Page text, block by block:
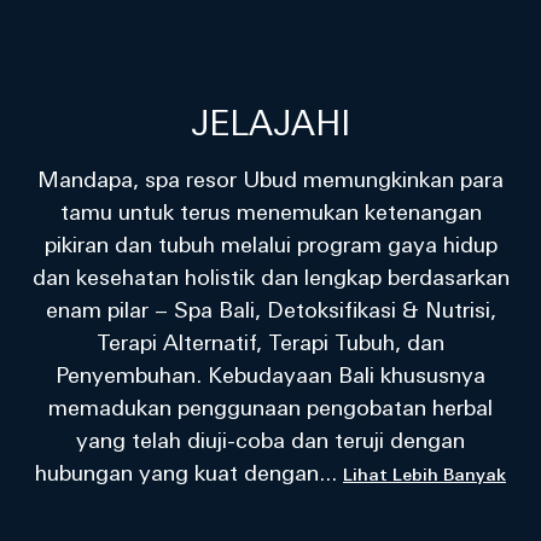
JELAJAHI
Mandapa, spa resor Ubud memungkinkan para
tamu untuk terus menemukan ketenangan
pikiran dan tubuh melalui program gaya hidup
dan kesehatan holistik dan lengkap berdasarkan
enam pilar – Spa Bali, Detoksifikasi & Nutrisi,
Terapi Alternatif, Terapi Tubuh, dan
Penyembuhan. Kebudayaan Bali khususnya
memadukan penggunaan pengobatan herbal
yang telah diuji-coba dan teruji dengan
hubungan yang kuat dengan... Lihat Lebih Banyak